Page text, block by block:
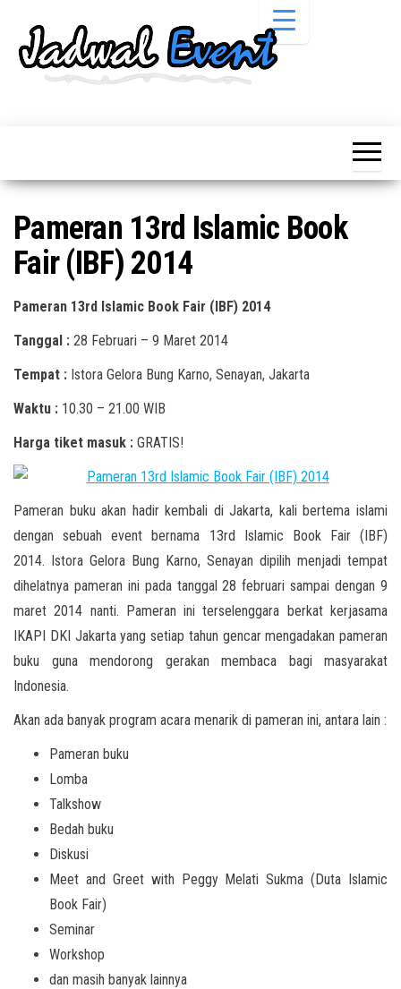
Pameran,
Acara &
Promo
Terbaru
Pameran,
Bazaar,
Workshop,
Job Fair,
Lomba dll.
Pameran 13rd Islamic Book
Fair (IBF) 2014
Pameran 13rd Islamic Book Fair (IBF) 2014
Tanggal : 28 Februari – 9 Maret 2014
Tempat : Istora Gelora Bung Karno, Senayan, Jakarta
Waktu : 10.30 – 21.00 WIB
Harga tiket masuk : GRATIS!
Pameran buku akan hadir kembali di Jakarta, kali bertema islami
dengan sebuah event bernama 13rd Islamic Book Fair (IBF)
2014. Istora Gelora Bung Karno, Senayan dipilih menjadi tempat
dihelatnya pameran ini pada tanggal 28 februari sampai dengan 9
maret 2014 nanti. Pameran ini terselenggara berkat kerjasama
IKAPI DKI Jakarta yang setiap tahun gencar mengadakan pameran
buku guna mendorong gerakan membaca bagi masyarakat
Indonesia.
Akan ada banyak program acara menarik di pameran ini, antara lain :
Pameran buku
Lomba
Talkshow
Bedah buku
Diskusi
Meet and Greet with Peggy Melati Sukma (Duta Islamic
Book Fair)
Seminar
Workshop
dan masih banyak lainnya